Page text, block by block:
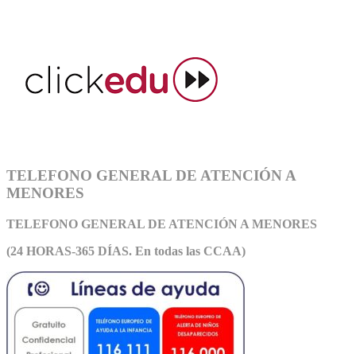
TELEFONO GENERAL DE ATENCIÓN A
MENORES
TELEFONO GENERAL DE ATENCIÓN A MENORES
(24 HORAS-365 DÍAS. En todas las CCAA)